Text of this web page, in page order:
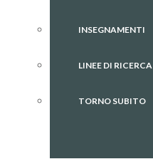
INSEGNAMENTI
LINEE DI RICERCA
TORNO SUBITO